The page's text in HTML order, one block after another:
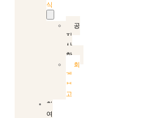
식
공
지
사
항
회
계
보
고
참
여